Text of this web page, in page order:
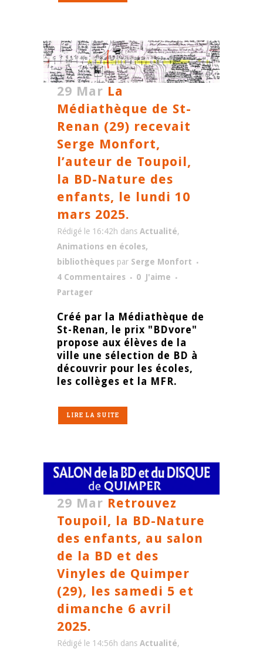
29 Mar La
Médiathèque de St-
Renan (29) recevait
Serge Monfort,
l’auteur de Toupoil,
la BD-Nature des
enfants, le lundi 10
mars 2025.
Rédigé le 16:42h dans Actualité,
Animations en écoles,
bibliothèques par Serge Monfort
4 Commentaires
0 J'aime
Partager
Créé par la Médiathèque de
St-Renan, le prix "BDvore"
propose aux élèves de la
ville une sélection de BD à
découvrir pour les écoles,
les collèges et la MFR.
LIRE LA SUITE
29 Mar Retrouvez
Toupoil, la BD-Nature
des enfants, au salon
de la BD et des
Vinyles de Quimper
(29), les samedi 5 et
dimanche 6 avril
2025.
Rédigé le 14:56h dans Actualité,